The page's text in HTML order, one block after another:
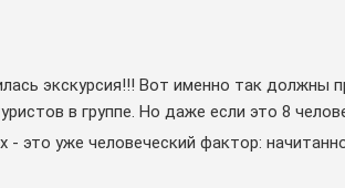
экскурсия!!! Вот именно так
в группе. Но даже если это 8
это уже человеческий фактор: